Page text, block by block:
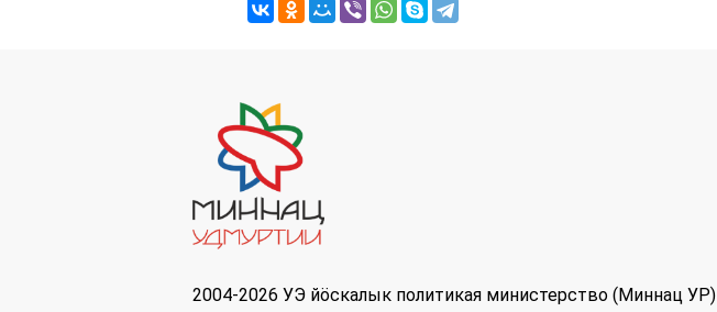
2004-2026 УЭ йöскалык политикая министерство (Миннац УР)